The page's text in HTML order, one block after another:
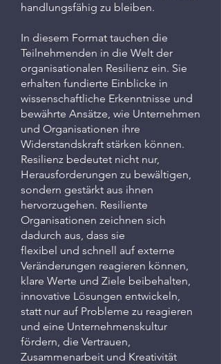
handlungsfähig zu bleiben.
In diesem Format tauchen die
Teilnehmenden in die Welt der
organisationalen Resilienz ein. Sie
erhalten fundierte Einblicke in
wissenschaftliche Erkenntnisse und
bewährte Ansätze, wie Unternehmen
und Organisationen ihre
Widerstandskraft stärken können.
Resilienz bedeutet nicht nur,
Herausforderungen zu bewältigen,
sondern gestärkt aus ihnen
hervorzugehen. Resiliente
Organisationen zeichnen sich
dadurch aus, dass sie
​flexibel und schnell auf externe
Veränderungen reagieren können,
klare Werte und Ziele beibehalten,
innovative Lösungen entwickeln,
statt nur auf Probleme zu reagieren
und eine Unternehmenskultur
fördern, die Vertrauen,
Zusammenarbeit und Kreativität